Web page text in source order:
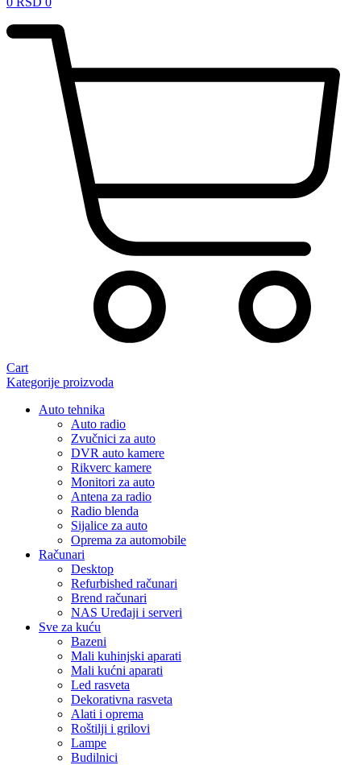
Cart
Kategorije proizvoda
Auto tehnika
Auto radio
Zvučnici za auto
DVR auto kamere
Rikverc kamere
Monitori za auto
Antena za radio
Radio blenda
Sijalice za auto
Oprema za automobile
Računari
Desktop
Refurbished računari
Brend računari
NAS Uređaji i serveri
Sve za kuću
Bazeni
Mali kuhinjski aparati
Mali kućni aparati
Led rasveta
Dekorativna rasveta
Alati i oprema
Roštilji i grilovi
Lampe
Budilnici